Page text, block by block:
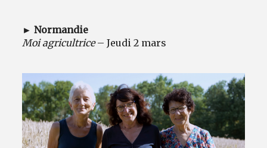
► Normandie
Moi agricultrice– Jeudi 2 mars